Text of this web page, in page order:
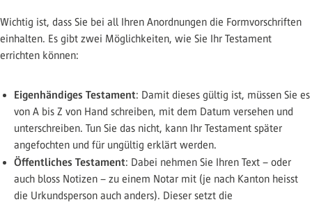
Wichtig ist, dass Sie bei all Ihren Anordnungen die Formvorschriften
einhalten. Es gibt zwei Möglichkeiten, wie Sie Ihr Testament
errichten können:
Eigenhändiges Testament: Damit dieses gültig ist, müssen Sie es
von A bis Z von Hand schreiben, mit dem Datum versehen und
unterschreiben. Tun Sie das nicht, kann Ihr Testament später
angefochten und für ungültig erklärt werden.
Öffentliches Testament: Dabei nehmen Sie Ihren Text – oder
auch bloss Notizen – zu einem Notar mit (je nach Kanton heisst
die Urkundsperson auch anders). Dieser setzt die